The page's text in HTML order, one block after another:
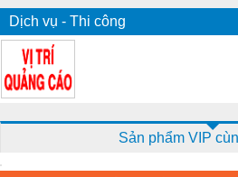
Dịch vụ - Thi công
Sản phẩm VIP